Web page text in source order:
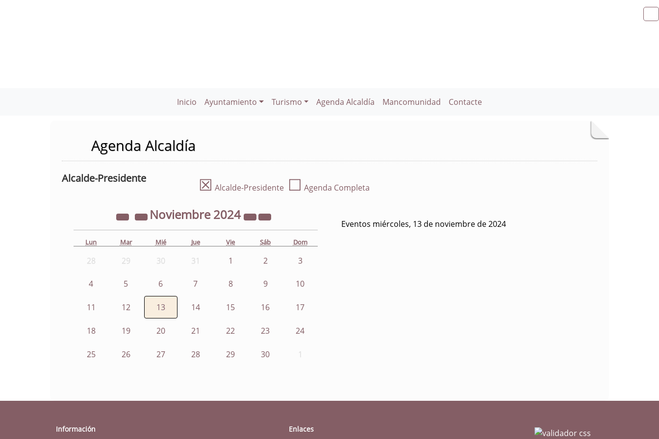
Inicio Ayuntamiento Turismo Agenda Alcaldía Mancomunidad Contacte
Agenda Alcaldía
Alcalde-Presidente ☒ Alcalde-Presidente ☐ Agenda Completa
Noviembre2024
Lun Mar Mié Jue Vie Sáb Dom
28 29 30 31 1 2 3
4 5 6 7 8 9 10
11 12 13 14 15 16 17
18 19 20 21 22 23 24
25 26 27 28 29 30 1
Eventos miércoles, 13 de noviembre de 2024
Información Enlaces